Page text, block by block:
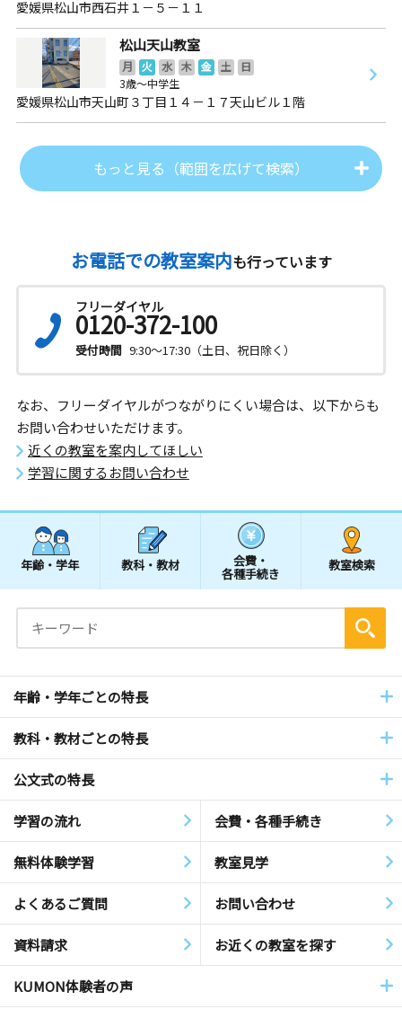
愛媛県松山市西石井１－５－１１
松山天山教室
月 火 水 木 金 土
日
3歳～中学生
愛媛県松山市天山町３丁目１４－１７天山ビル１階
もっと見る（範囲を広げて検索）
お電話での教室案内も行っています
フリーダイヤル
0120-372-100
受付時間 9:30～17:30（土日、祝日除く）
なお、フリーダイヤルがつながりにくい場合は、以下からも
お問い合わせいただけます。
近くの教室を案内してほしい
学習に関するお問い合わせ
年齢・学年 教科・教材 会費・
各種手続き
教室検索
年齢・学年ごとの特長
教科・教材ごとの特長
公文式の特長
学習の流れ 会費・各種手続き
無料体験学習 教室見学
よくあるご質問 お問い合わせ
資料請求 お近くの教室を探す
KUMON体験者の声